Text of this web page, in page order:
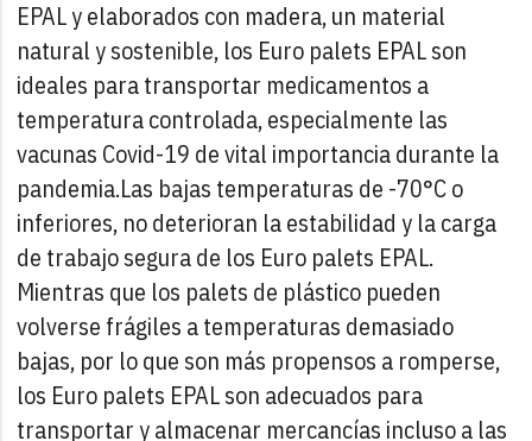
EPAL y elaborados con madera, un material
natural y sostenible, los Euro palets EPAL son
ideales para transportar medicamentos a
temperatura controlada, especialmente las
vacunas Covid-19 de vital importancia durante la
pandemia.Las bajas temperaturas de -70°C o
inferiores, no deterioran la estabilidad y la carga
de trabajo segura de los Euro palets EPAL.
Mientras que los palets de plástico pueden
volverse frágiles a temperaturas demasiado
bajas, por lo que son más propensos a romperse,
los Euro palets EPAL son adecuados para
transportar y almacenar mercancías incluso a las